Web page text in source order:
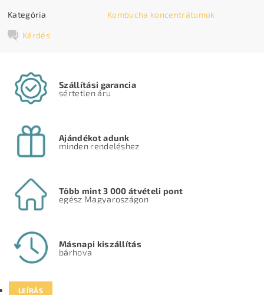
Kategória Kombucha koncentrátumok
Kérdés
Szállítási garancia
sértetlen áru
Ajándékot adunk
minden rendeléshez
Több mint 3 000 átvételi pont
egész Magyaroszágon
Másnapi kiszállítás
bárhova
LEÍRÁS